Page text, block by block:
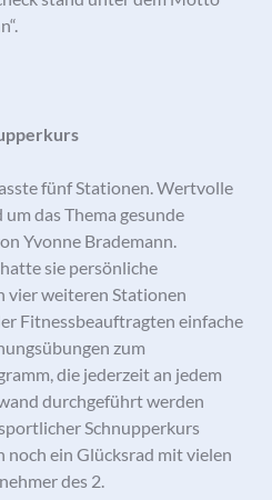
fünf Stationen. Wertvolle
das Thema gesunde
Yvonne Brademann.
sie persönliche
vier weiteren Stationen
Fitnessbeauftragten einfache
zum
die jederzeit an jedem
durchgeführt werden
Schnupperkurs
ein Glücksrad mit vielen
des 2.